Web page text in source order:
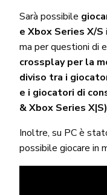
Sarà possibile
e Xbox Series X/S
ma per questioni di
crossplay per la
diviso tra i
e i giocatori di
& Xbox Series
Inoltre, su PC è
possibile giocare in